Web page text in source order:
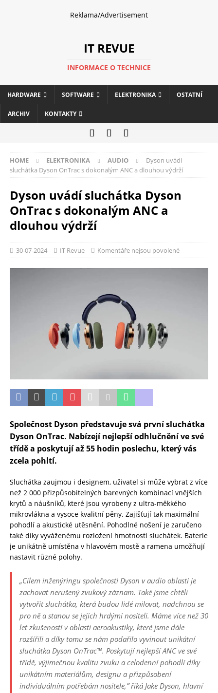
Reklama/Advertisement
IT REVUE
INFORMACE O TECHNICE
HARDWARE SOFTWARE ELEKTRONIKA OSTATNÍ
ARCHIV KONTAKTY
HOME ELEKTRONIKA AUDIO
Dyson uvádí
sluchátka Dyson OnTrac s dokonalým ANC a dlouhou výdrží
Dyson uvádí sluchátka Dyson
OnTrac s dokonalým ANC a
dlouhou výdrží
30-07-2024 IT Revue Komentáře nejsou povolené
Společnost Dyson představuje svá první sluchátka
Dyson OnTrac. Nabízejí nejlepší odhlučnění ve své
třídě a poskytují až 55 hodin poslechu, který vás
zcela pohltí.
Sluchátka zaujmou i designem, uživatel si může vybrat z více
než 2 000 přizpůsobitelných barevných kombinací vnějších
krytů a náušníků, které jsou vyrobeny z ultra-měkkého
mikrovlákna a vysoce kvalitní pěny. Zajišťují tak maximální
pohodlí a akustické utěsnění. Pohodlné nošení je zaručeno
také díky vyváženému rozložení hmotnosti sluchátek. Baterie
je unikátně umístěna v hlavovém mostě a ramena umožňují
nastavit různé polohy.
„Cílem inženýringu společnosti Dyson v audio oblasti je
zachovat nerušený zvukový záznam. Také jsme chtěli
vytvořit sluchátka, která budou lidé milovat, nadchnou se
pro ně a stanou se jejich hrdými nositeli. Máme více než 30
let zkušeností v oblasti aeroakustiky, které jsme dále
rozšířili a díky tomu se nám podařilo vyvinout unikátní
sluchátka Dyson OnTrac™. Poskytují nejlepší ANC ve své
třídě, výjimečnou kvalitu zvuku a celodenní pohodlí díky
unikátním materiálům, designu a přizpůsobení
individuálním potřebám nositele,”říká Jake Dyson, hlavní